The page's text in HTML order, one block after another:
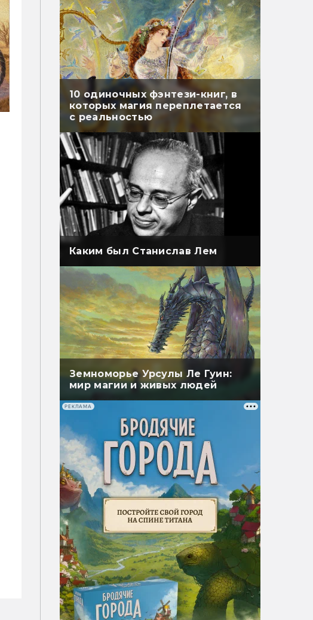
10 одиночных фэнтези-книг, в
которых магия переплетается
с реальностью
Каким был Станислав Лем
Земноморье Урсулы Ле Гуин:
мир магии и живых людей
РЕКЛАМА